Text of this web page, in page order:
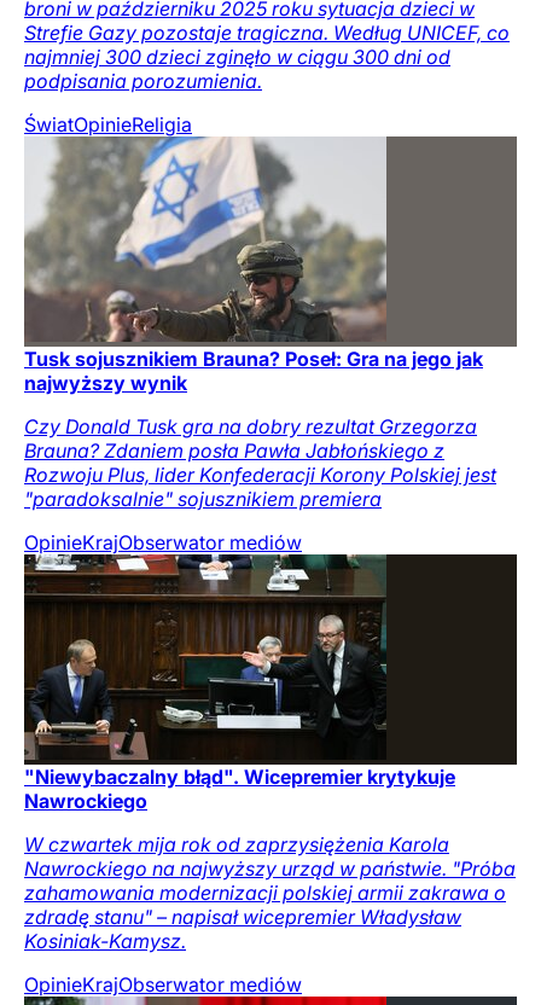
broni w październiku 2025 roku sytuacja dzieci w
Strefie Gazy pozostaje tragiczna. Według UNICEF, co
najmniej 300 dzieci zginęło w ciągu 300 dni od
podpisania porozumienia.
ŚwiatOpinieReligia
Tusk sojusznikiem Brauna? Poseł: Gra na jego jak
najwyższy wynik
Czy Donald Tusk gra na dobry rezultat Grzegorza
Brauna? Zdaniem posła Pawła Jabłońskiego z
Rozwoju Plus, lider Konfederacji Korony Polskiej jest
"paradoksalnie" sojusznikiem premiera
OpinieKrajObserwator mediów
"Niewybaczalny błąd". Wicepremier krytykuje
Nawrockiego
W czwartek mija rok od zaprzysiężenia Karola
Nawrockiego na najwyższy urząd w państwie. "Próba
zahamowania modernizacji polskiej armii zakrawa o
zdradę stanu" – napisał wicepremier Władysław
Kosiniak-Kamysz.
OpinieKrajObserwator mediów